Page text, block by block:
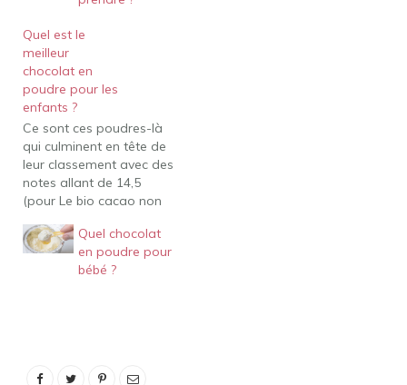
Quel est le
meilleur
chocolat en
poudre pour les
enfants ?
Ce sont ces poudres-là
qui culminent en tête de
leur classement avec des
notes allant de 14,5
(pour Le bio cacao non
Houten) à 16,5/20 (pour
la poudre de cacao bio
cru de Jolivia). Leur
Quel chocolat
en poudre pour
bébé ?